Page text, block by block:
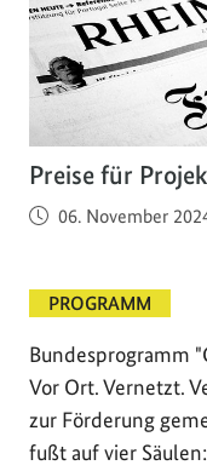
Preise für
Veröffentlicht am
06. November
PROGRAMM
Bundesprogramm
Vor Ort. Vernetzt.
zur Förderung
fußt auf vier